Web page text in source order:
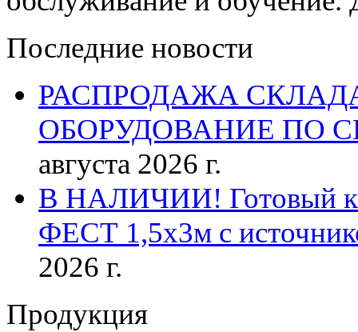
Последние новости
РАСПРОДАЖА
ОБОРУДОВАНИЕ ПО
августа 2026 г.
В НАЛИЧИИ! Готовый к
ФЕСТ 1,5х3м с
2026 г.
Продукция